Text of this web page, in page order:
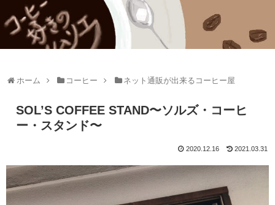
ホーム コーヒー ネット通販が出来るコーヒー屋
SOL’S COFFEE STAND〜ソルズ・コーヒ
ー・スタンド〜
2020.12.16 2021.03.31